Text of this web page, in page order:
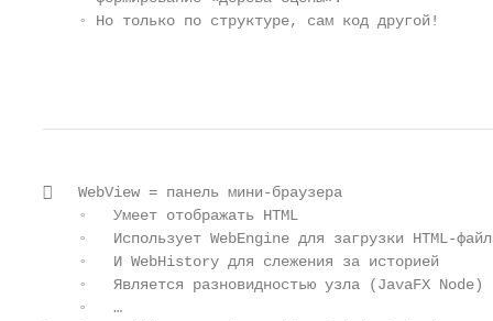
    ◦ Но только по структуре, сам код другой!
   WebView = панель мини-браузера
    ◦   Умеет отображать HTML
◦   Использует WebEngine для загрузки HTML-
    ◦   И WebHistory для слежения за историей
    ◦   Является разновидностью узла (JavaFX Node)
    ◦   …